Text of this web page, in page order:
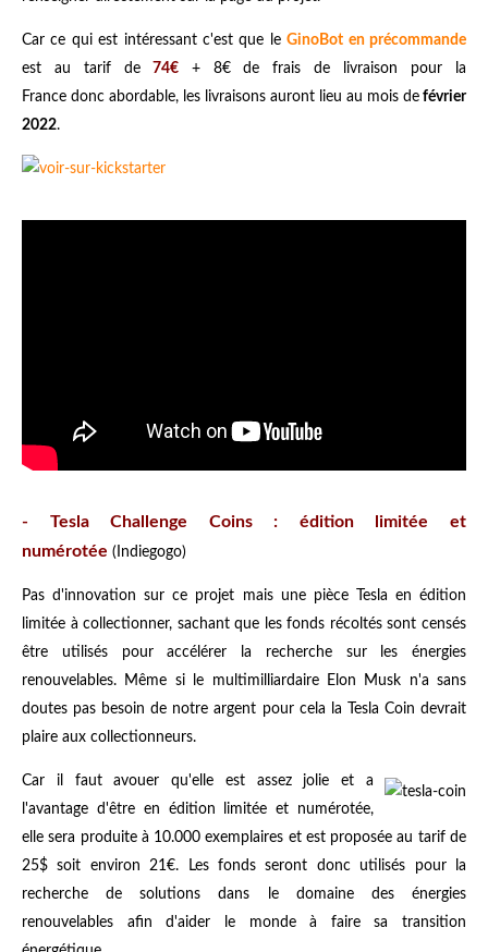
Car ce qui est intéressant c'est que leGinoBot en précommande
est au tarif de74€+ 8€ de frais de livraison pour la
France donc abordable, les livraisons auront lieu au mois de février
2022.
- Tesla Challenge Coins : édition limitée et
numérotée (Indiegogo)
Pas d'innovation sur ce projet mais une pièce Tesla en édition
limitée à collectionner, sachant que les fonds récoltés sont censés
être utilisés pour accélérer la recherche sur les énergies
renouvelables. Même si le multimilliardaire Elon Musk n'a sans
doutes pas besoin de notre argent pour cela la Tesla Coin devrait
plaire aux collectionneurs.
Car il faut avouer qu'elle est assez jolie et a
l'avantage d'être en édition limitée et numérotée,
elle sera produite à 10.000 exemplaires et est proposée au tarif de
25$ soit environ 21€. Les fonds seront donc utilisés pour la
recherche de solutions dans le domaine des énergies
renouvelables afin d'aider le monde à faire sa transition